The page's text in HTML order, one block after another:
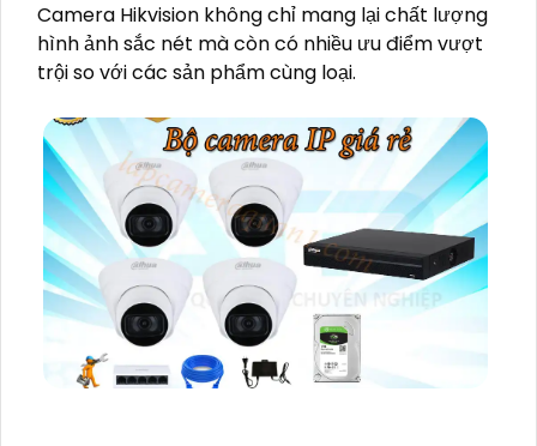
Camera Hikvision không chỉ mang lại chất lượng
hình ảnh sắc nét mà còn có nhiều ưu điểm vượt
trội so với các sản phẩm cùng loại.